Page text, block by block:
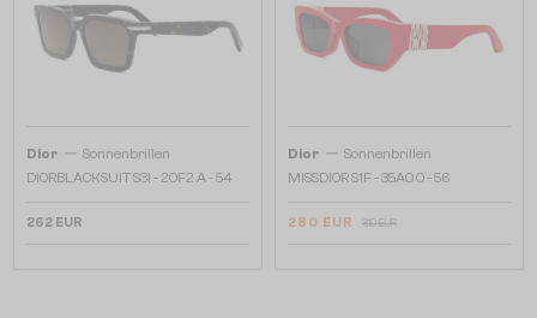
Dior — Sonnenbrillen
DIORBLACKSUIT S3I - 20F2 A - 54
262 EUR
Dior — Sonnenbrillen
MISSDIOR S1F - 35A0 O - 56
280 EUR 319 EUR